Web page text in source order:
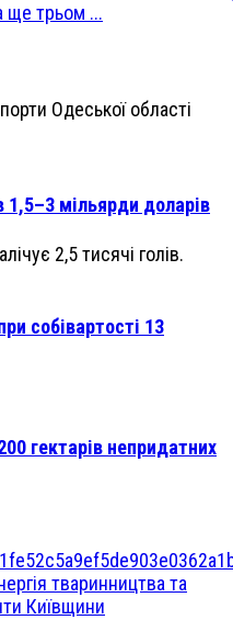
ще трьом ...
1,5–3 мільярди доларів
собівартості 13
гектарів непридатних
тваринництва та
Київщини